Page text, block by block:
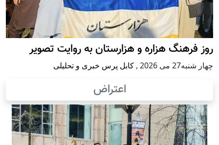
روز فرهنگ هزاره و هزارستان به روایت تصویر
چهار شنبه27 می 2026 , کابل پرس خبری و تحلیلی
اعتراض